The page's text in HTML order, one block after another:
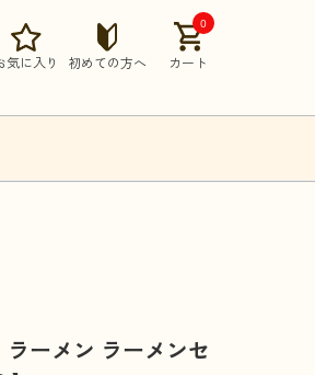
気に入り 初めての方へ
0
カート
ーメン ラーメンセ